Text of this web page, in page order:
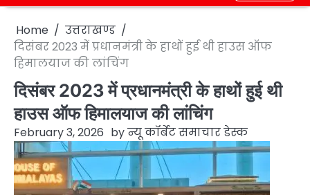
Home
उत्तराखण्ड
दिसंबर 2023 में प्रधानमंत्री के हाथों हुई थी हाउस ऑफ
हिमालयाज की लांचिंग
दिसंबर 2023 में प्रधानमंत्री के हाथों हुई थी
हाउस ऑफ हिमालयाज की लांचिंग
February 3, 2026 byन्यू कॉर्बेट समाचार डेस्क